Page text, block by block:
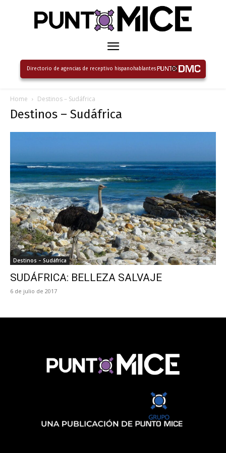
Directorio de agencias de receptivo hispanohablantes
Home Destinos – Sudáfrica
Destinos – Sudáfrica
Destinos – Sudáfrica
SUDÁFRICA: BELLEZA SALVAJE
6 de julio de 2017